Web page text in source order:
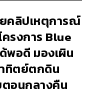
คลิปเหตุการณ์
รงการ Blue
พอดี มองเผิน
ทิตย์ตกดิน
อนกลางคืน